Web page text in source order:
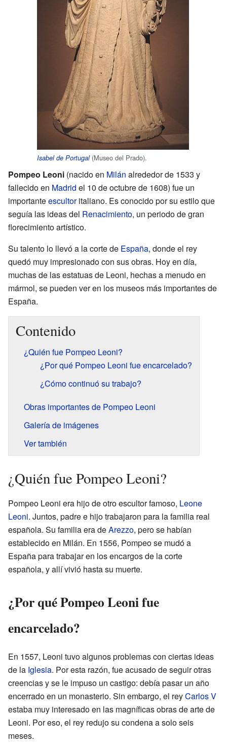
Isabel de Portugal(Museo del Prado).
Pompeo Leoni (nacido en Milán alrededor de 1533 y
fallecido en Madrid el 10 de octubre de 1608) fue un
importanteescultoritaliano. Es conocido por su estilo que
seguía las ideas del Renacimiento, un periodo de gran
florecimiento artístico.
Su talento lo llevó a la corte de España, donde el rey
quedó muy impresionado con sus obras. Hoy en día,
muchas de las estatuas de Leoni, hechas a menudo en
mármol, se pueden ver en los museos más importantes de
España.
Contenido
¿Quién fue Pompeo Leoni?
¿Por qué Pompeo Leoni fue encarcelado?
¿Cómo continuó su trabajo?
Obras importantes de Pompeo Leoni
Galería de imágenes
Ver también
¿Quién fue Pompeo Leoni?
Pompeo Leoni era hijo de otro escultor famoso, Leone
Leoni. Juntos, padre e hijo trabajaron para la familia real
española. Su familia era deArezzo, pero se habían
establecido en Milán. En 1556, Pompeo se mudó a
España para trabajar en los encargos de la corte
española, y allí vivió hasta su muerte.
¿Por qué Pompeo Leoni fue
encarcelado?
En 1557, Leoni tuvo algunos problemas con ciertas ideas
de la Iglesia. Por esta razón, fue acusado de seguir otras
creencias y se le impuso un castigo: debía pasar un año
encerrado en un monasterio. Sin embargo, el reyCarlos V
estaba muy interesado en las magníficas obras de arte de
Leoni. Por eso, el rey redujo su condena a solo seis
meses.